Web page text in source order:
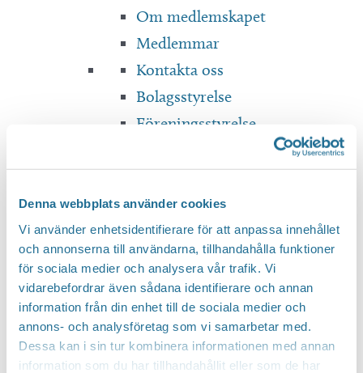
Denna webbplats använder cookies
Vi använder enhetsidentifierare för att anpassa innehållet
och annonserna till användarna, tillhandahålla funktioner
för sociala medier och analysera vår trafik. Vi
vidarebefordrar även sådana identifierare och annan
information från din enhet till de sociala medier och
annons- och analysföretag som vi samarbetar med.
Dessa kan i sin tur kombinera informationen med annan
information som du har tillhandahållit eller som de har
Om medlemskapet
Medlemmar
Kontakta oss
Bolagsstyrelse
Föreningsstyrelse
Dokument & Rapporter
Translate
Hittar du inte vad du söker?
Sök här... SEARCH